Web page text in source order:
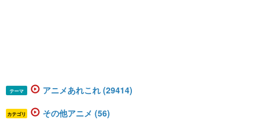
テーマ アニメあれこれ (29414)
カテゴリ その他アニメ (56)